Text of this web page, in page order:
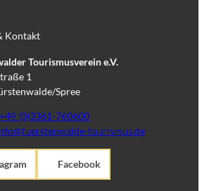
Kontakt
Tourismusverein e.V.
1
Spree
+49 (0)3361-760600
tourismus.de
Facebook